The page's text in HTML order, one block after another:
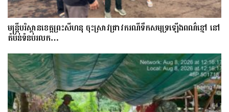
មន្រ្តីបរិស្ថានខេត្តព្រះសីហនុ ចុះស្រាវជ្រាវករណីទឹកសមុទ្រឡើងពណ៌ខ្មៅ នៅ
តំបន់ទំនប់រលក…